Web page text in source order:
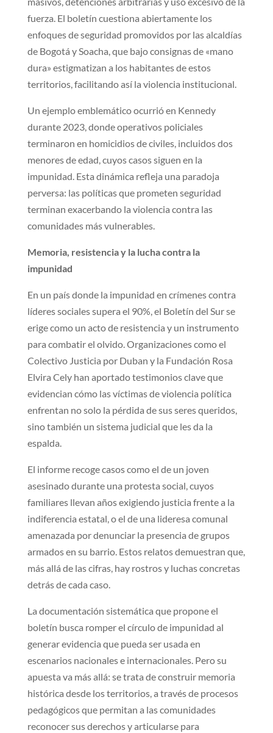
fuerza. El boletín cuestiona abiertamente los
enfoques de seguridad promovidos por las alcaldías
de Bogotá y Soacha, que bajo consignas de «mano
dura» estigmatizan a los habitantes de estos
territorios, facilitando así la violencia institucional.
Un ejemplo emblemático ocurrió en Kennedy
durante 2023, donde operativos policiales
terminaron en homicidios de civiles, incluidos dos
menores de edad, cuyos casos siguen en la
impunidad. Esta dinámica refleja una paradoja
perversa: las políticas que prometen seguridad
terminan exacerbando la violencia contra las
comunidades más vulnerables.
Memoria, resistencia y la lucha contra la
impunidad
En un país donde la impunidad en crímenes contra
líderes sociales supera el 90%, el Boletín del Sur se
erige como un acto de resistencia y un instrumento
para combatir el olvido. Organizaciones como el
Colectivo Justicia por Duban y la Fundación Rosa
Elvira Cely han aportado testimonios clave que
evidencian cómo las víctimas de violencia política
enfrentan no solo la pérdida de sus seres queridos,
sino también un sistema judicial que les da la
espalda.
El informe recoge casos como el de un joven
asesinado durante una protesta social, cuyos
familiares llevan años exigiendo justicia frente a la
indiferencia estatal, o el de una lideresa comunal
amenazada por denunciar la presencia de grupos
armados en su barrio. Estos relatos demuestran que,
más allá de las cifras, hay rostros y luchas concretas
detrás de cada caso.
La documentación sistemática que propone el
boletín busca romper el círculo de impunidad al
generar evidencia que pueda ser usada en
escenarios nacionales e internacionales. Pero su
apuesta va más allá: se trata de construir memoria
histórica desde los territorios, a través de procesos
pedagógicos que permitan a las comunidades
reconocer sus derechos y articularse para